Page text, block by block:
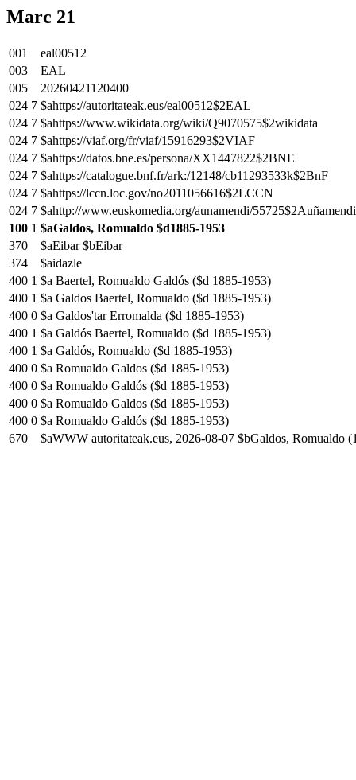
Marc 21
001
eal00512
003
EAL
005
20260421120400
024 7 $ahttps://autoritateak.eus/eal00512$2EAL
024 7 $ahttps://www.wikidata.org/wiki/Q9070575$2wikidata
024 7 $ahttps://viaf.org/fr/viaf/15916293$2VIAF
024 7 $ahttps://datos.bne.es/persona/XX1447822$2BNE
024 7 $ahttps://catalogue.bnf.fr/ark:/12148/cb11293533k$2BnF
024 7 $ahttps://lccn.loc.gov/no2011056616$2LCCN
024 7 $ahttp://www.euskomedia.org/aunamendi/55725$2Auñamendi
100 1 $aGaldos, Romualdo $d1885-1953
370
$aEibar $bEibar
374
$aidazle
400 1 $a Baertel, Romualdo Galdós ($d 1885-1953)
400 1 $a Galdos Baertel, Romualdo ($d 1885-1953)
400 0 $a Galdos'tar Erromalda ($d 1885-1953)
400 1 $a Galdós Baertel, Romualdo ($d 1885-1953)
400 1 $a Galdós, Romualdo ($d 1885-1953)
400 0 $a Romualdo Galdos ($d 1885-1953)
400 0 $a Romualdo Galdós ($d 1885-1953)
400 0 $a Romualdo Galdos ($d 1885-1953)
400 0 $a Romualdo Galdós ($d 1885-1953)
670
$aWWW autoritateak.eus, 2026-08-07 $bGaldos, Romualdo